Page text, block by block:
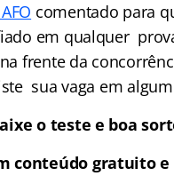
comentado para
em qualquer
frente da
sua vaga em
o teste e boa
conteúdo gratuito e